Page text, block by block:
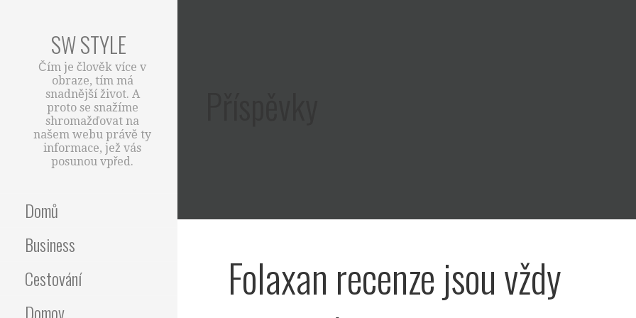
SW STYLE
Čím je člověk více v
obraze, tím má
snadnější život. A
proto se snažíme
shromažďovat na
našem webu právě ty
informace, jež vás
posunou vpřed.
Domů
Business
Cestování
Domov
Folaxan recenze jsou vždy